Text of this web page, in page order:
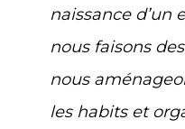
naissance d’un
nous faisons
nous
les habits et